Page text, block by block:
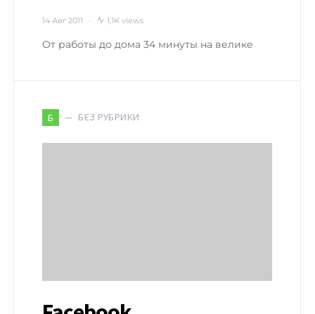
14 Авг 2011 1,1K views
От работы до дома 34 минуты на велике
Б БЕЗ РУБРИКИ